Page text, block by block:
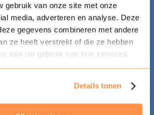
gebruik van onze site met onze
media, adverteren en analyse. Deze
gegevens combineren met andere
ze heeft verstrekt of die ze hebben
van uw gebruik van hun services.
Details tonen